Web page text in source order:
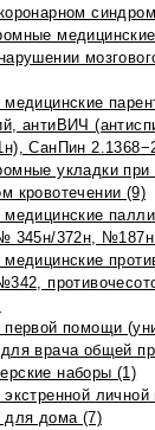
медицинские
антиВИЧ
СанПин
укладки
кровотечении (9)
медицинские
345н/372н, №187н
медицинские
первой помощи
врача общей
наборы (1)
экстренной
для дома (7)